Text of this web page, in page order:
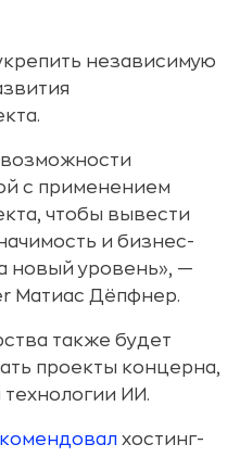
независимую
с применением
чтобы вывести
и бизнес-
новый уровень», —
Матиас Дёпфнер.
также будет
проекты концерна,
ИИ.
хостинг-